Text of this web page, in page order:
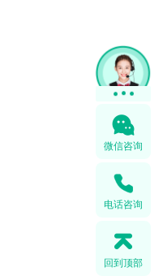
微信咨询
电话咨询
回到顶部